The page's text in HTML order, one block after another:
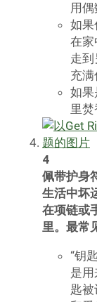
用偶
如果
在家
走
充满
如果
里焚
4
佩带护身
生活中坏
在项链或
里。最常
“钥
是
匙